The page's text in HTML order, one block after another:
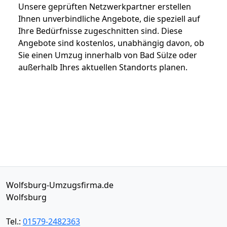
Unsere geprüften Netzwerkpartner erstellen
Ihnen unverbindliche Angebote, die speziell auf
Ihre Bedürfnisse zugeschnitten sind. Diese
Angebote sind kostenlos, unabhängig davon, ob
Sie einen Umzug innerhalb von Bad Sülze oder
außerhalb Ihres aktuellen Standorts planen.
Wolfsburg-Umzugsfirma.de
Wolfsburg
Tel.: 01579-2482363